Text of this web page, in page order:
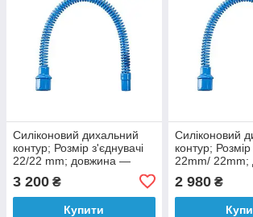
Силіконовий дихальний
контур; Розмір з'єднувачі
22/22 mm; довжина —
3 200 ₴
Купити
Силіконовий
контур; Розмір
22mm/ 22mm;
2 980₴